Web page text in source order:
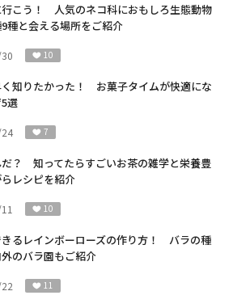
こう！ 人気のネコ科におもしろ生態動物
種と会える場所をご紹介
10
く知りたかった！ お菓子タイムが快適にな
選
7
？ 知ってたらすごいお茶の雑学と栄養豊
レシピを紹介
10
きるレインボーローズの作り方！ バラの種
のバラ園もご紹介
11